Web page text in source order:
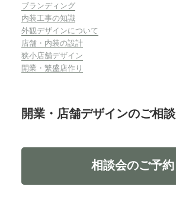
ブランディング
内装工事の知識
外観デザインについて
店舗・内装の設計
狭小店舗デザイン
開業・繁盛店作り
開業・店舗デザインのご相談
相談会のご予約